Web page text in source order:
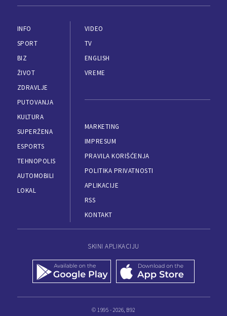
INFO
SPORT
BIZ
ŽIVOT
ZDRAVLJE
PUTOVANJA
KULTURA
SUPERŽENA
ESPORTS
TEHNOPOLIS
AUTOMOBILI
LOKAL
VIDEO
TV
ENGLISH
VREME
MARKETING
IMPRESUM
PRAVILA KORIŠĆENJA
POLITIKA PRIVATNOSTI
APLIKACIJE
RSS
KONTAKT
SKINI APLIKACIJU
© 1995 - 2026, B92